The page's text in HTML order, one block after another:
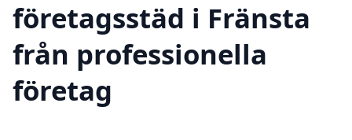
företagsstäd i Fränsta
från professionella
företag